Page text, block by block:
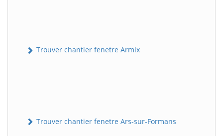
Trouver chantier fenetre Armix
Trouver chantier fenetre Ars-sur-Formans